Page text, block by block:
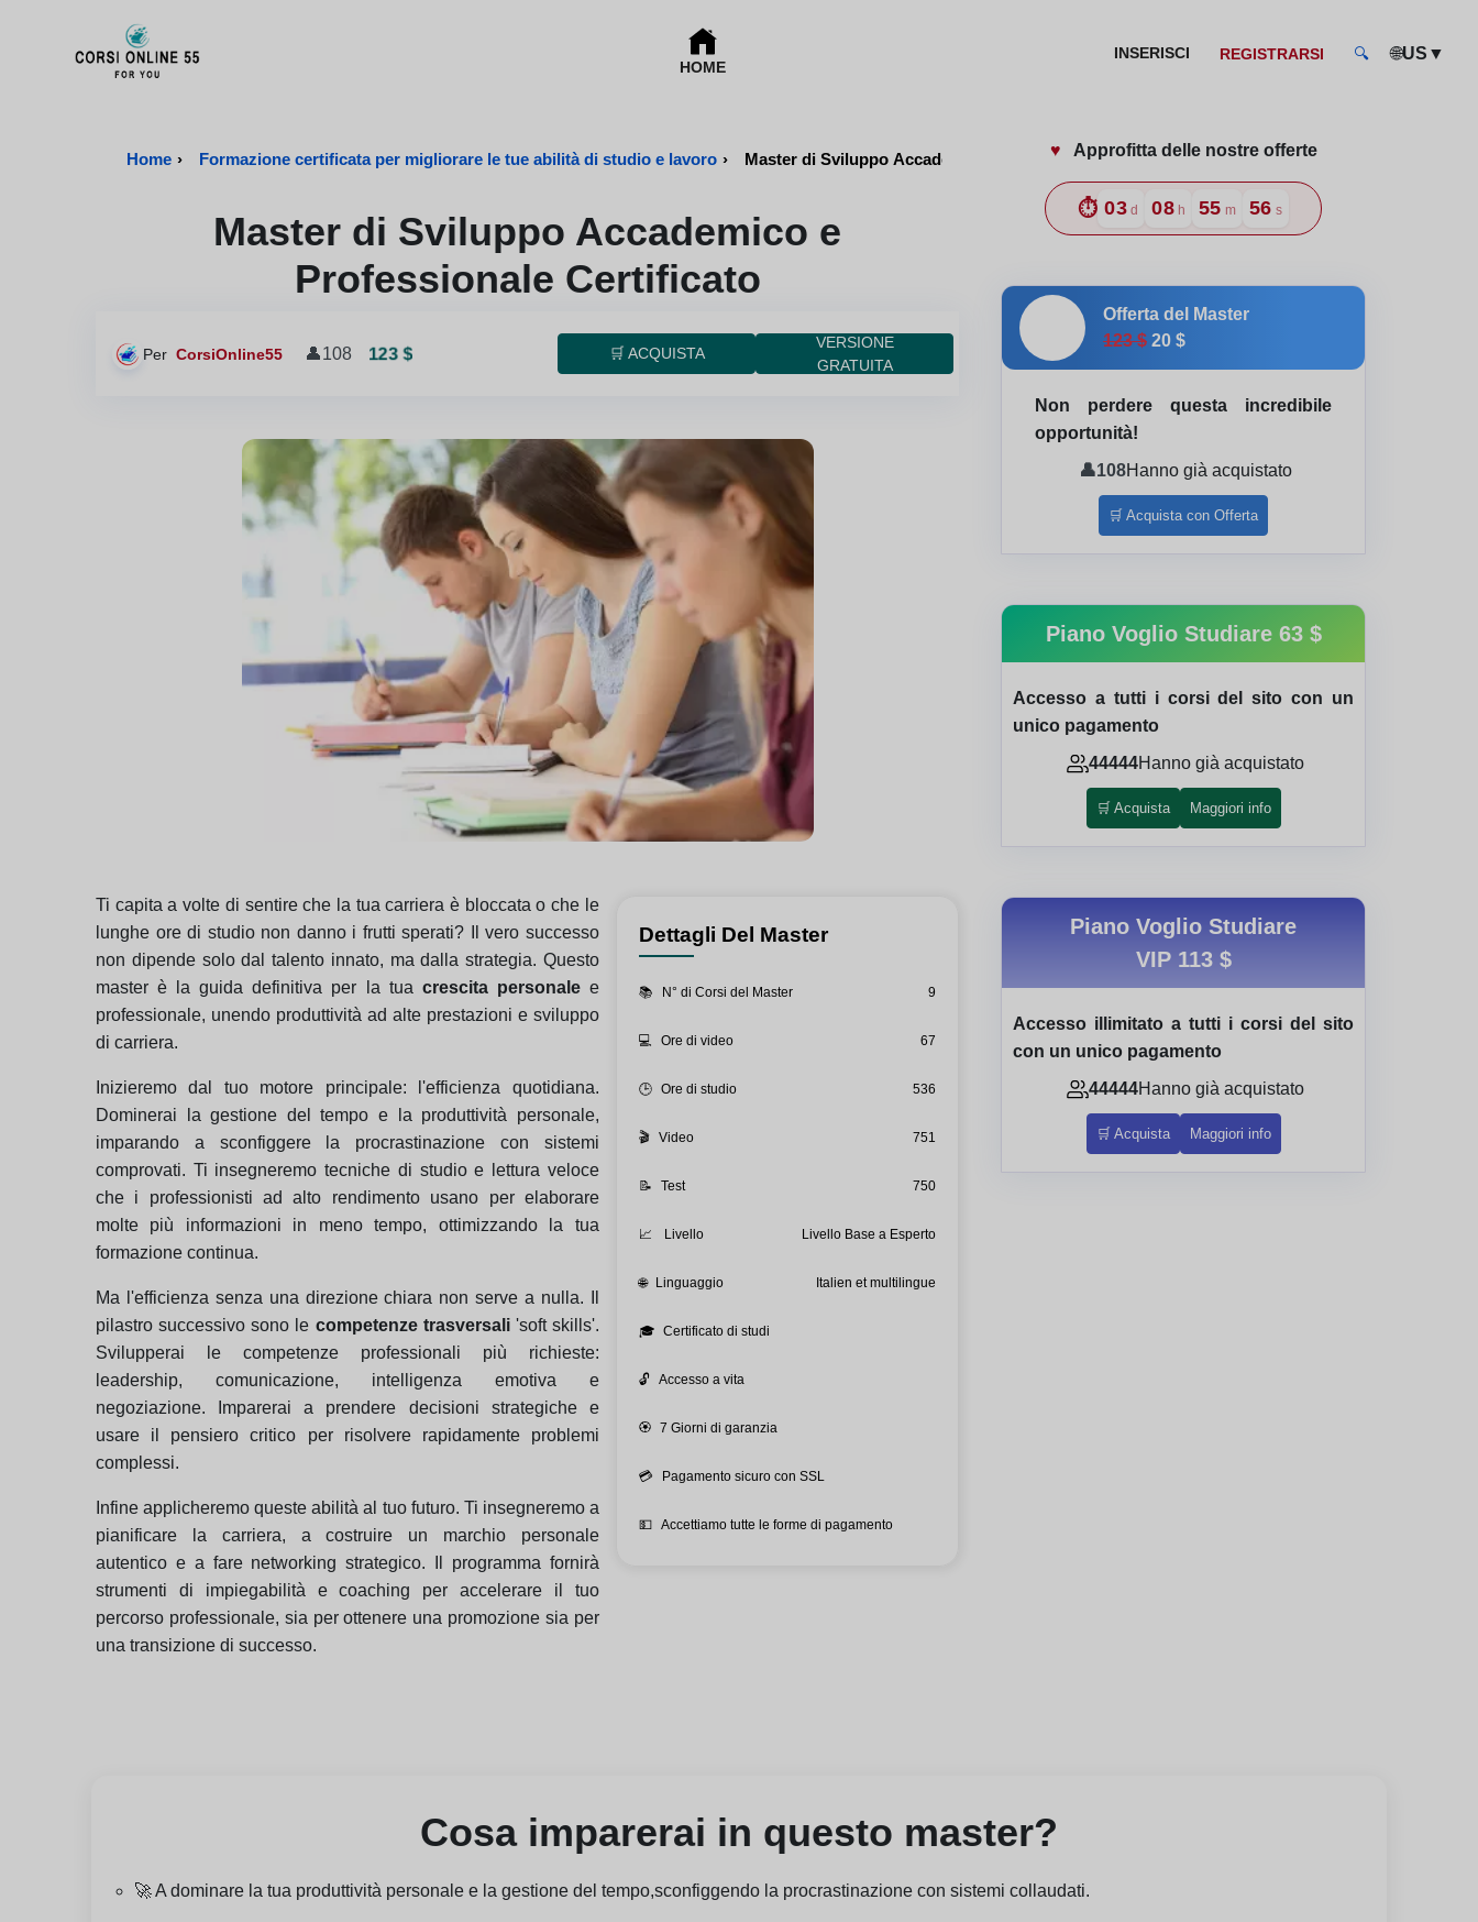
HOME
INSERISCI REGISTRARSI 🔍 🌐US ▼
Home › Formazione certificata per migliorare le tue abilità di studio e lavoro › Master di Sviluppo Accademico e Professionale Certificato
Master di Sviluppo Accademico e
Professionale Certificato
Per CorsiOnline55 👤108 123 $ 🛒 ACQUISTA
VERSIONE
GRATUITA
Ti capita a volte di sentire che la tua carriera è bloccata o che le
lunghe ore di studio non danno i frutti sperati? Il vero successo
non dipende solo dal talento innato, ma dalla strategia. Questo
master è la guida definitiva per la tua crescita personalee
professionale, unendo produttività ad alte prestazioni e sviluppo
di carriera.
Inizieremo dal tuo motore principale: l'efficienza quotidiana.
Dominerai la gestione del tempo e la produttività personale,
imparando a sconfiggere la procrastinazione con sistemi
comprovati. Ti insegneremo tecniche di studio e lettura veloce
che i professionisti ad alto rendimento usano per elaborare
molte più informazioni in meno tempo, ottimizzando la tua
formazione continua.
Ma l'efficienza senza una direzione chiara non serve a nulla. Il
pilastro successivo sono le competenze trasversali'soft skills'.
Svilupperai le competenze professionali più richieste:
leadership, comunicazione, intelligenza emotiva e
negoziazione. Imparerai a prendere decisioni strategiche e
usare il pensiero critico per risolvere rapidamente problemi
complessi.
Infine applicheremo queste abilità al tuo futuro. Ti insegneremo a
pianificare la carriera, a costruire un marchio personale
autentico e a fare networking strategico. Il programma fornirà
strumenti di impiegabilità e coaching per accelerare il tuo
percorso professionale, sia per ottenere una promozione sia per
una transizione di successo.
Dettagli Del Master
📚 N° di Corsi del Master 9
💻 Ore di video 67
🕒 Ore di studio 536
🎬 Video 751
📝 Test 750
📈 Livello Livello Base a Esperto
🌐 Linguaggio Italien et multilingue
🎓 Certificato di studi
🔓 Accesso a vita
🏵️ 7 Giorni di garanzia
💳 Pagamento sicuro con SSL
💵 Accettiamo tutte le forme di pagamento
♥️ Approfitta delle nostre offerte
⏱️ 03 d 08 h 55 m 54 s
Offerta del Master
123 $ 20 $
Non perdere questa incredibile
opportunità!
👤108Hanno già acquistato
🛒 Acquista con Offerta
Piano Voglio Studiare 63 $
Accesso a tutti i corsi del sito con un
unico pagamento
44444Hanno già acquistato
🛒 Acquista Maggiori info
Piano Voglio Studiare
VIP 113 $
Accesso illimitato a tutti i corsi del sito
con un unico pagamento
44444Hanno già acquistato
🛒 Acquista Maggiori info
Cosa imparerai in questo master?
🚀 A dominare la tua produttività personale e la gestione del tempo,sconfiggendo la procrastinazione con sistemi collaudati.